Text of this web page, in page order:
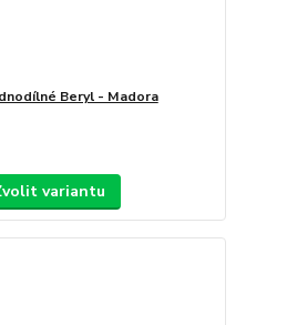
Beryl - Madora
variantu